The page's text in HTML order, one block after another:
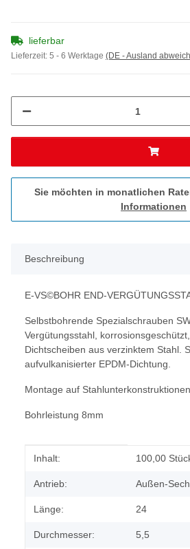
lieferbar
Lieferzeit: 5 - 6 Werktage (DE - Ausland
Sie möchten in monatlichen
Informationen
Beschreibung
E-VS©BOHR END-
Selbstbohrende Spezialschrauben
Vergütungsstahl,
Dichtscheiben aus verzinktem Stahl.
aufvulkanisierter EPDM-Dichtung.
Montage auf Stahlunterkonstruktionen.
Bohrleistung 8mm
Produkteigenschaft
Wert
Inhalt: 100,00
Antrieb: Außen-
Länge: 24
Durchmesser: 5,5